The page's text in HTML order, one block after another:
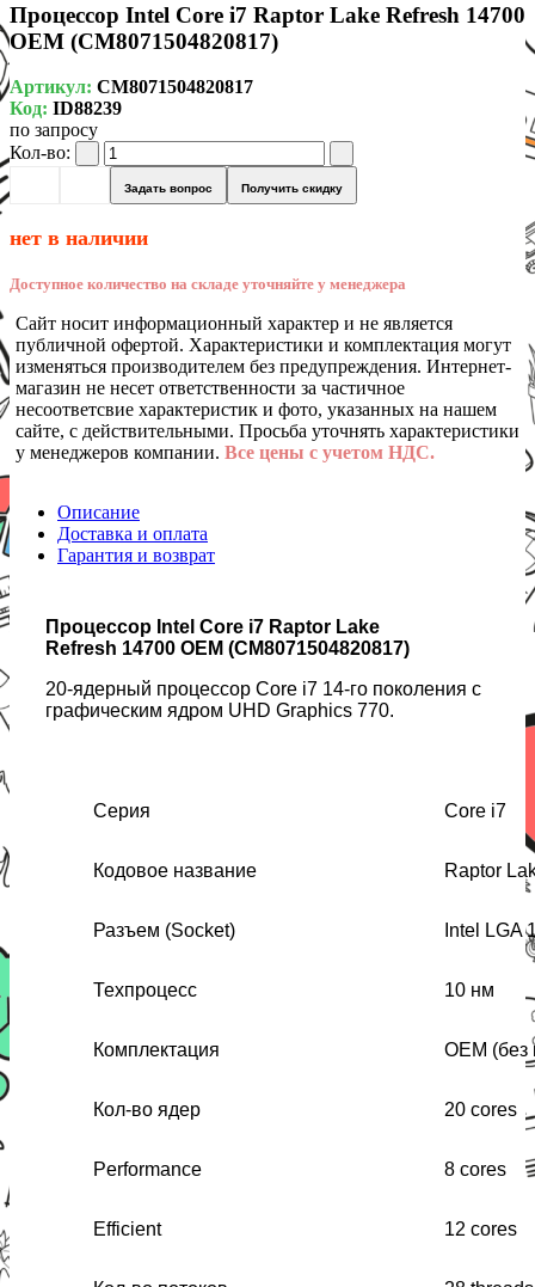
Процессор Intel Core i7 Raptor Lake Refresh 14700
OEM (CM8071504820817)
Артикул: CM8071504820817
Код: ID88239
по запросу
Кол-во:
Задать вопрос Получить скидку
нет в наличии
Доступное количество на складе уточняйте у менеджера
Сайт носит информационный характер и не является
публичной офертой. Характеристики и комплектация могут
изменяться производителем без предупреждения. Интернет-
магазин не несет ответственности за частичное
несоответсвие характеристик и фото, указанных на нашем
сайте, с действительными. Просьба уточнять характеристики
у менеджеров компании. Все цены с учетом НДС.
Описание
Доставка и оплата
Гарантия и возврат
Процессор Intel Core i7 Raptor Lake
Refresh 14700 OEM (CM8071504820817)
20-ядерный процессор Core i7 14-го поколения с
графическим ядром UHD Graphics 770.
Серия Core i7
Кодовое название Raptor
Разъем (Socket) Intel LGA
Техпроцесс 10 нм
Комплектация OEM (без
Кол-во ядер 20 cores
Performance 8 cores
Efficient 12 cores